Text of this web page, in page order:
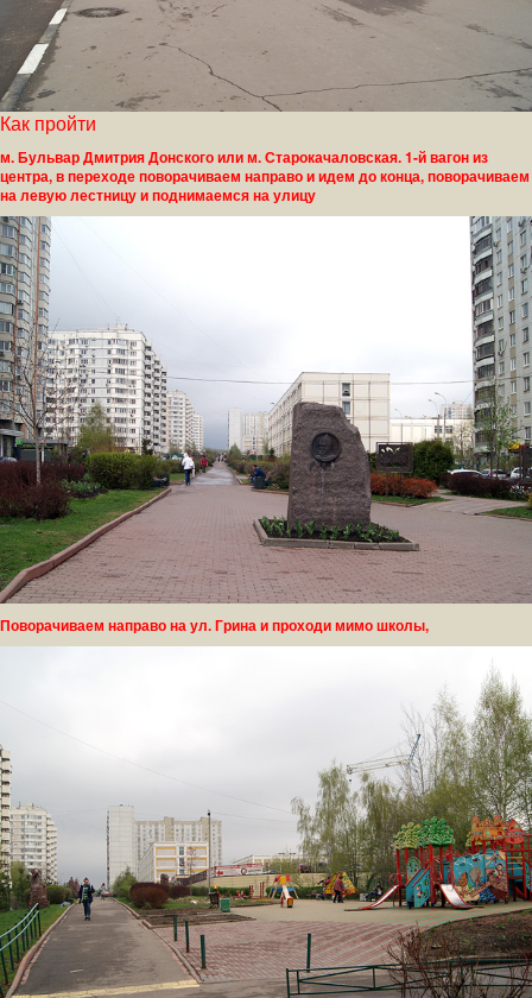
Как пройти
м. Бульвар Дмитрия Донского или м. Старокачаловская. 1-й вагон из
центра, в переходе поворачиваем направо и идем до конца, поворачиваем
на левую лестницу и поднимаемся на улицу
Поворачиваем направо на ул. Грина и проходи мимо школы,